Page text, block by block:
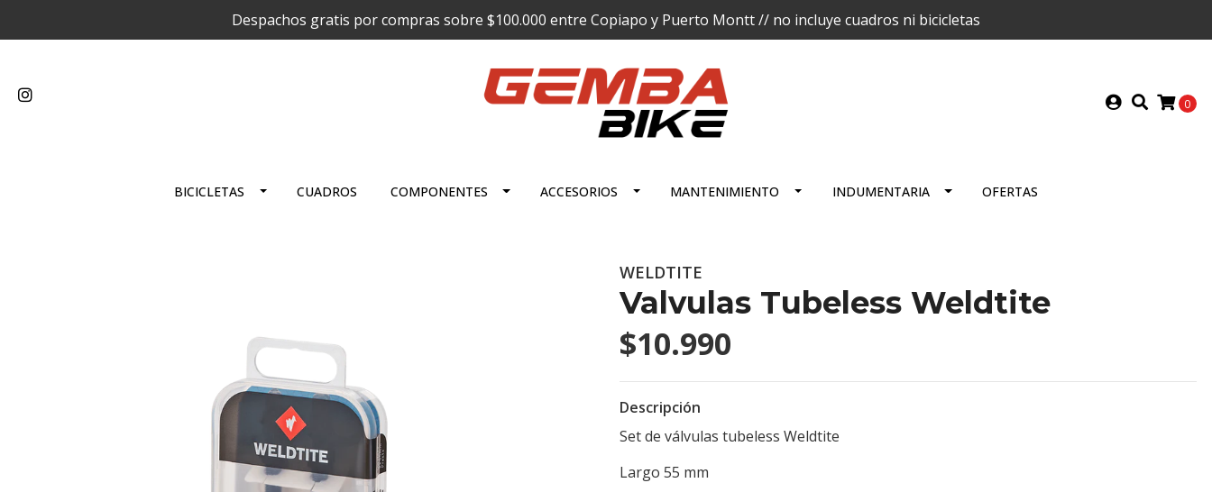
Despachos gratis por compras sobre $100.000 entre Copiapo y Puerto Montt // no incluye cuadros ni bicicletas
0
BICICLETAS CUADROS COMPONENTES ACCESORIOS MANTENIMIENTO INDUMENTARIA OFERTAS
WELDTITE
Valvulas Tubeless Weldtite
$10.990
Descripción
Set de válvulas tubeless Weldtite
Largo 55 mm